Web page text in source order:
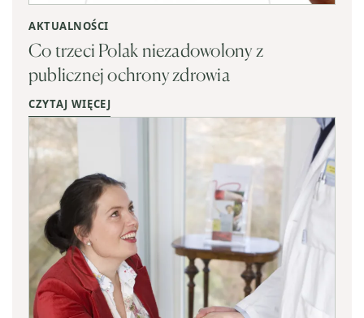
AKTUALNOŚCI
Co trzeci Polak niezadowolony z
publicznej ochrony zdrowia
CZYTAJ WIĘCEJ